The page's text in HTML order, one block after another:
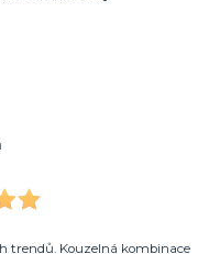
trendů. Kouzelná kombinace